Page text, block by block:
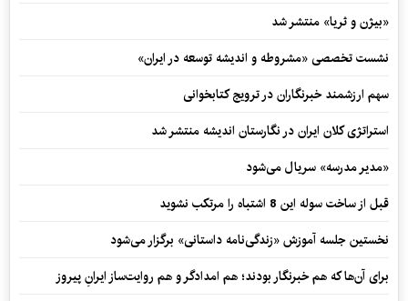
«بیژن و ثریا» منتشر شد
نشست تخصصی «مشروطه و اندیشه توسعه در ایران»
سهم ارزشمند خبرنگاران در ترویج کتابخوانی
استراتژی کلان ایران در نگارستان اندیشه منتشر شد
«مدیر مدرسه» سریال می‌شود
قبل از ساخت سوله این 8 اشتباه را مرتکب نشوید
نخستین جلسه آموزش «زندگی‌نامه‌ داستانی» برگزار می‌شود
برای آن‌ها که هم خبرنگار بودند؛ هم امدادگر و هم‌ روایت‌ساز ایرانِ پیروز